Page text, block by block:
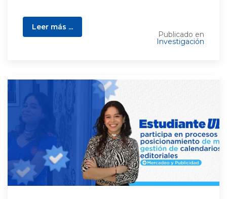
Leer más ...
Publicado en
Investigación